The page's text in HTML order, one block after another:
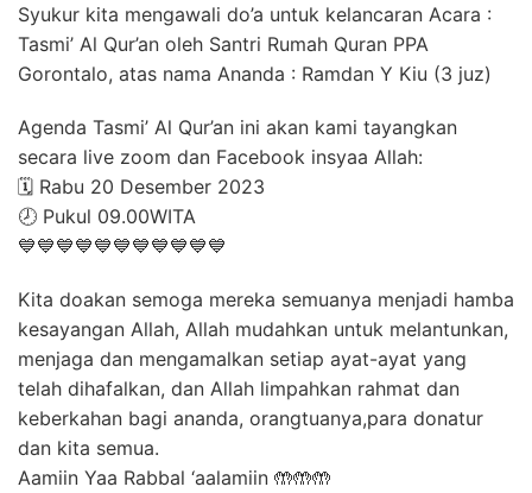
Syukur kita mengawali do’a untuk kelancaran Acara :
Tasmi’ Al Qur’an oleh Santri Rumah Quran PPA
Gorontalo, atas nama Ananda : Ramdan Y Kiu (3 juz)
Agenda Tasmi’ Al Qur’an ini akan kami tayangkan
secara live zoom dan Facebook insyaa Allah:
🗓️ Rabu 20 Desember 2023
🕗 Pukul 09.00WITA
💙💙💙💙💙💙💙💙💙💙💙
Kita doakan semoga mereka semuanya menjadi hamba
kesayangan Allah, Allah mudahkan untuk melantunkan,
menjaga dan mengamalkan setiap ayat-ayat yang
telah dihafalkan, dan Allah limpahkan rahmat dan
keberkahan bagi ananda, orangtuanya,para donatur
dan kita semua.
Aamiin Yaa Rabbal ‘aalamiin 🤲🤲🤲